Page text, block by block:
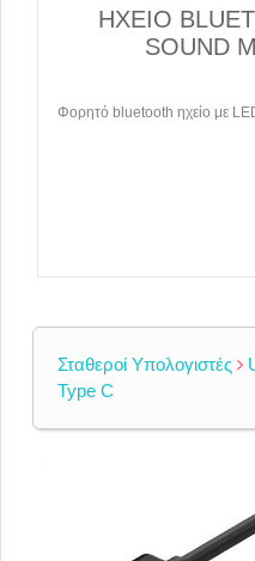
ΗΧΕΙΟ
SOUND
Φορητό bluetooth ηχείο με
Σταθεροί Υπολογιστές
Type C